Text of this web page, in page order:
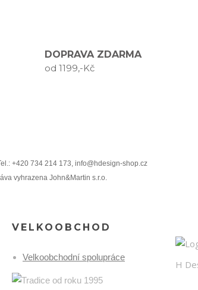
DOPRAVA ZDARMA
od 1199,-Kč
+420 734 214 173, info@hdesign-shop.cz
vyhrazena John&Martin s.r.o.
VELKOOBCHOD
Velkoobchodní spolupráce
H